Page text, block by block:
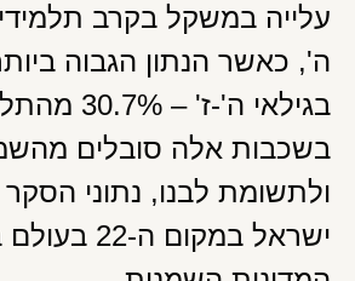
עלייה במשקל בקרב
ה', כאשר הנתון הגבוה
בגילאי ה'-ז' –
בשכבות אלה סובלים
ולתשומת לבנו, נתוני
ישראל במקום